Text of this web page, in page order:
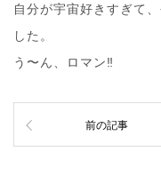
自分が宇宙好きすぎて
した。
う〜ん、ロマン‼︎
前の記事